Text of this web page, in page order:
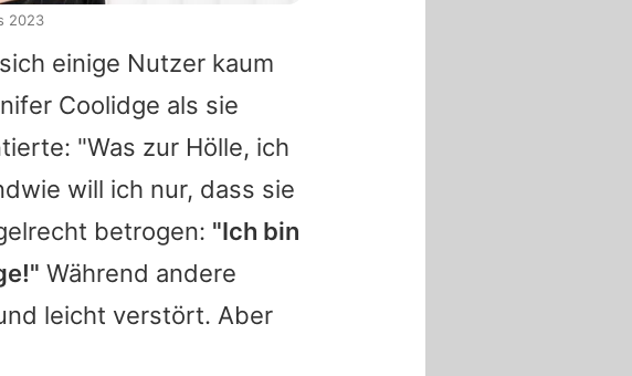
einige Nutzer kaum
Coolidge als sie
"Was zur Hölle, ich
will ich nur, dass sie
betrogen: "Ich bin
Während andere
leicht verstört. Aber
2023